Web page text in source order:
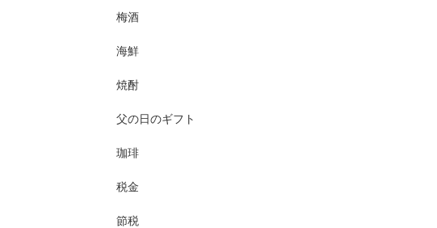
梅酒
海鮮
焼酎
父の日のギフト
珈琲
税金
節税